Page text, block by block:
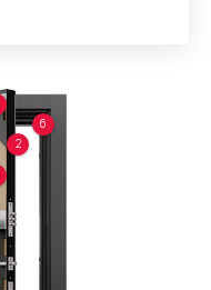
2
6